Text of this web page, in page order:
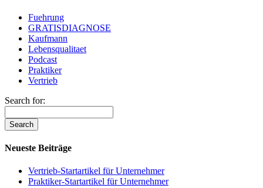
Fuehrung
GRATISDIAGNOSE
Kaufmann
Lebensqualitaet
Podcast
Praktiker
Vertrieb
Search for:
Neueste Beiträge
Vertrieb-Startartikel für Unternehmer
Praktiker-Startartikel für Unternehmer